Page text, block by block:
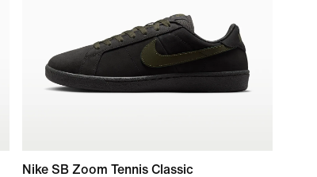
Nike SB Zoom Tennis Classic